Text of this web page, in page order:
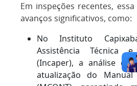
Em inspeções recentes,
avanços significativos, como:
No Instituto
Assistência Técnica
(Incaper), a análise da
atualização do